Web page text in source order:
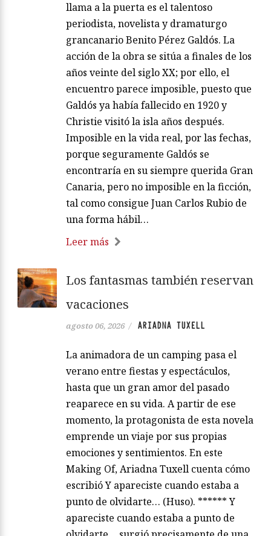
llama a la puerta es el talentoso
periodista, novelista y dramaturgo
grancanario Benito Pérez Galdós. La
acción de la obra se sitúa a finales de los
años veinte del siglo XX; por ello, el
encuentro parece imposible, puesto que
Galdós ya había fallecido en 1920 y
Christie visitó la isla años después.
Imposible en la vida real, por las fechas,
porque seguramente Galdós se
encontraría en su siempre querida Gran
Canaria, pero no imposible en la ficción,
tal como consigue Juan Carlos Rubio de
una forma hábil…
Leer más
Los fantasmas también reservan
vacaciones
agosto 06, 2026 / ARIADNA TUXELL
La animadora de un camping pasa el
verano entre fiestas y espectáculos,
hasta que un gran amor del pasado
reaparece en su vida. A partir de ese
momento, la protagonista de esta novela
emprende un viaje por sus propias
emociones y sentimientos. En este
Making Of, Ariadna Tuxell cuenta cómo
escribió Y apareciste cuando estaba a
punto de olvidarte… (Huso). ****** Y
apareciste cuando estaba a punto de